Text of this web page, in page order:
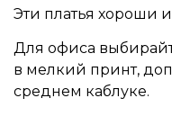
Эти платья хороши
Для офиса
в мелкий принт,
среднем каблуке.